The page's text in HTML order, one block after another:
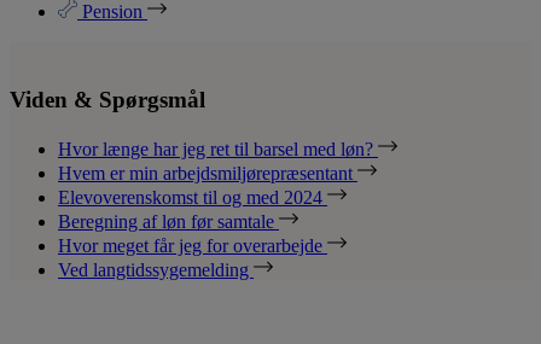
Pension
Viden & Spørgsmål
Hvor længe har jeg ret til barsel med løn?
Hvem er min arbejdsmiljørepræsentant
Elevoverenskomst til og med 2024
Beregning af løn før samtale
Hvor meget får jeg for overarbejde
Ved langtidssygemelding